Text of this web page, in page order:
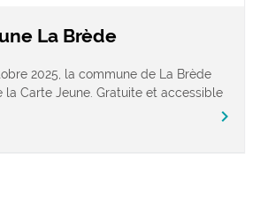
La Brède
2025, la commune de La Brède
la Carte Jeune. Gratuite et accessible
chevron_right